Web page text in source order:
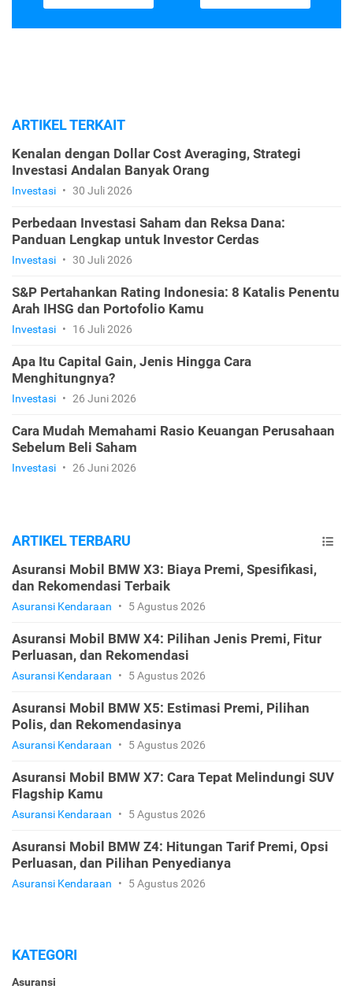
ARTIKEL TERKAIT
Kenalan dengan Dollar Cost Averaging, Strategi
Investasi Andalan Banyak Orang
Investasi • 30 Juli 2026
Perbedaan Investasi Saham dan Reksa Dana:
Panduan Lengkap untuk Investor Cerdas
Investasi • 30 Juli 2026
S&P Pertahankan Rating Indonesia: 8 Katalis Penentu
Arah IHSG dan Portofolio Kamu
Investasi • 16 Juli 2026
Apa Itu Capital Gain, Jenis Hingga Cara
Menghitungnya?
Investasi • 26 Juni 2026
Cara Mudah Memahami Rasio Keuangan Perusahaan
Sebelum Beli Saham
Investasi • 26 Juni 2026
ARTIKEL TERBARU
Asuransi Mobil BMW X3: Biaya Premi, Spesifikasi,
dan Rekomendasi Terbaik
Asuransi Kendaraan • 5 Agustus 2026
Asuransi Mobil BMW X4: Pilihan Jenis Premi, Fitur
Perluasan, dan Rekomendasi
Asuransi Kendaraan • 5 Agustus 2026
Asuransi Mobil BMW X5: Estimasi Premi, Pilihan
Polis, dan Rekomendasinya
Asuransi Kendaraan • 5 Agustus 2026
Asuransi Mobil BMW X7: Cara Tepat Melindungi SUV
Flagship Kamu
Asuransi Kendaraan • 5 Agustus 2026
Asuransi Mobil BMW Z4: Hitungan Tarif Premi, Opsi
Perluasan, dan Pilihan Penyedianya
Asuransi Kendaraan • 5 Agustus 2026
KATEGORI
Asuransi